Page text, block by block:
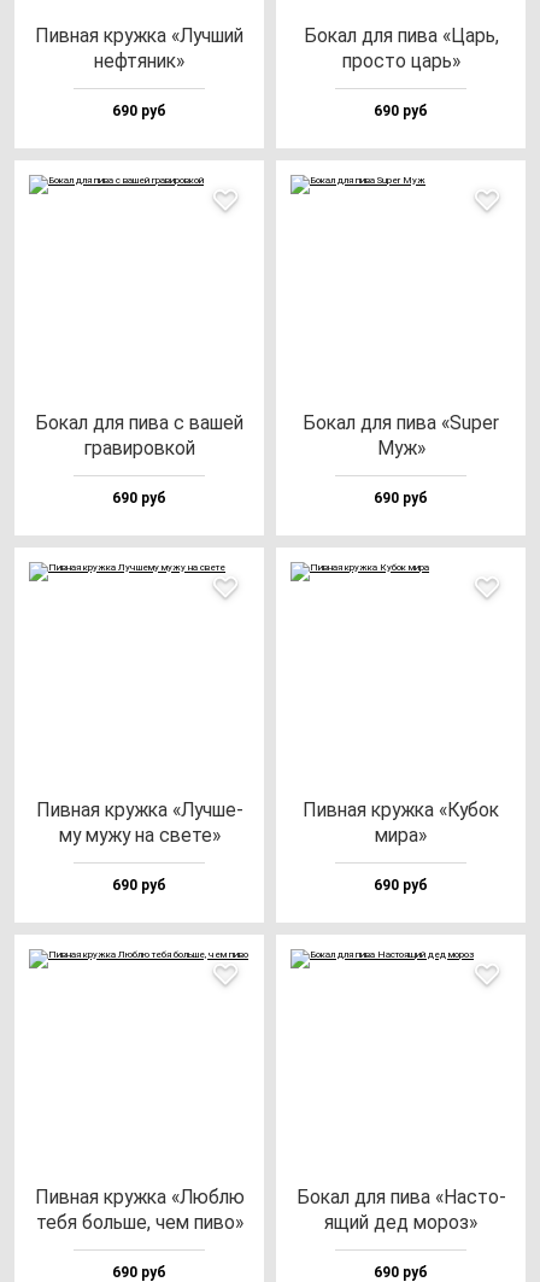
Пив­ная круж­ка «Луч­ший
неф­тя­ник»
690 руб
Бокал для пи­ва «Царь,
прос­то царь»
690 руб
Бокал для пи­ва с ва­шей
гра­ви­ров­кой
690 руб
Бокал для пи­ва «Super
Муж»
690 руб
Пив­ная круж­ка «Луч­ше­
му му­жу на све­те»
690 руб
Пив­ная круж­ка «Кубок
ми­ра»
690 руб
Пив­ная круж­ка «Люб­лю
те­бя боль­ше, чем пи­во»
690 руб
Бокал для пи­ва «Нас­то­
ящий дед мо­роз»
690 руб